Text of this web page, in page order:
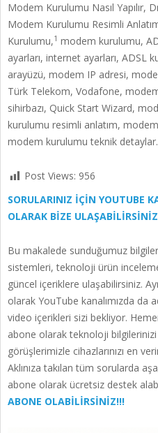
Modem Kurulumu Nasıl Yapılır,
Modem Kurulumu Resimli
Kurulumu,1 modem kurulumu,
ayarları, internet ayarları, ADSL
arayüzü, modem IP adresi,
Türk Telekom, Vodafone,
sihirbazı, Quick Start Wizard,
kurulumu resimli anlatım,
modem kurulumu teknik detaylar.
Post Views: 956
SORULARINIZ İÇİN YOUTUBE
OLARAK BİZE ULAŞABİLİRSİNİZ
Bu makalede sunduğumuz
sistemleri, teknoloji ürün
güncel içeriklere ulaşabilirsiniz.
olarak YouTube kanalımızda da
video içerikleri sizi bekliyor.
abone olarak teknoloji
görüşlerimizle cihazlarınızı en
Aklınıza takılan tüm sorularda
abone olarak ücretsiz destek
ABONE OLABİLİRSİNİZ!!!